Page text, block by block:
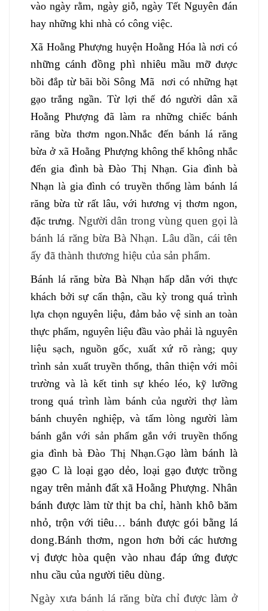
vào ngày rằm, ngày giỗ, ngày Tết Nguyên đán
hay những khi nhà có công việc.
Xã Hoằng Phượng huyện Hoằng Hóa là nơi có
những cánh đồng phì nhiêu mầu mỡđược
bồi đắp từ bãi bồi Sông Mã nơi có những hạt
gạo trắng ngần. Từ lợi thế đó người dân xã
Hoằng Phượng đã làm ra những chiếc bánh
răng bừa thơm ngon.Nhắc đến bánh lá răng
bừa ở xã Hoằng Phượng không thể không nhắc
đến gia đình bà Đào Thị Nhạn. Gia đình bà
Nhạn là gia đình có truyền thống làm bánh lá
răng bừa từ rất lâu, với hương vị thơm ngon,
đặc trưng. Người dân trong vùng quen gọi là
bánh lá răng bừa Bà Nhạn. Lâu dần, cái tên
ấy đã thành thương hiệu của sản phẩm.
Bánh lá răng bừa Bà Nhạn hấp dẫn với thực
khách bởi sự cẩn thận, cầu kỳ trong quá trình
lựa chọn nguyên liệu, đảm bảo vệ sinh an toàn
thực phẩm, nguyên liệu đầu vào phải là nguyên
liệu sạch, nguồn gốc, xuất xứ rõ ràng; quy
trình sản xuất truyền thống, thân thiện với môi
trường và là kết tinh sự khéo léo, kỹ lưỡng
trong quá trình làm bánh của người thợ làm
bánh chuyên nghiệp, và tấm lòng người làm
bánh gắn với sản phẩm gắn với truyền thống
gia đình bà Đào Thị Nhạn.Gạo làm bánh là
gạo C là loại gạo dẻo, loại gạo được trồng
ngay trên mảnh đất xã Hoằng Phượng. Nhân
bánh được làm từ thịt ba chỉ, hành khô băm
nhỏ, trộn với tiêu… bánh được gói bằng lá
dong.Bánh thơm, ngon hơn bởi các hương
vị được hòa quện vào nhau đáp ứng được
nhu cầu của người tiêu dùng.
Ngày xưa bánh lá răng bừa chỉ được làm ở